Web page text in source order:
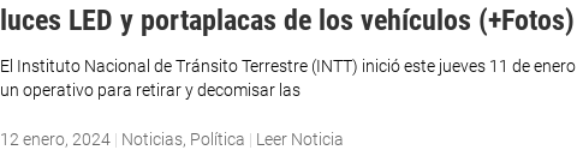
luces LED y portaplacas de los vehículos (+Fotos)
El Instituto Nacional de Tránsito Terrestre (INTT) inició este jueves 11 de enero
un operativo para retirar y decomisar las
12 enero, 2024 | Noticias, Política | Leer Noticia